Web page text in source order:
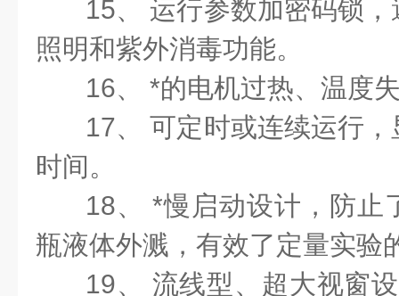
15、 运行参数加密码锁
照明和紫外消毒功能。
16、 *的电机过热、温度
17、 可定时或连续运行
时间。
18、 *慢启动设计，防止
瓶液体外溅，有效了定量实验
19、 流线型、超大视窗